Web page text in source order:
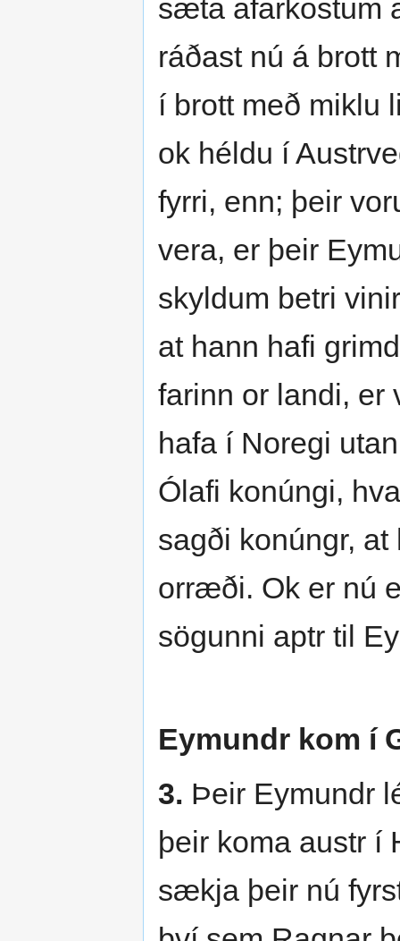
sæta afarkostum
ráðast nú á brott
í brott með miklu
ok héldu í
fyrri, enn; þeir
vera, er þeir
skyldum betri
at hann hafi
farinn or landi, er
hafa í Noregi
Ólafi konúngi,
sagði konúngr,
orræði. Ok er nú
sögunni aptr til
Eymundr kom í
3. Þeir Eymundr
þeir koma austr
sækja þeir nú